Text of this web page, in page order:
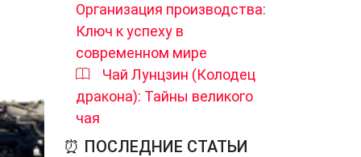
Организация производства:
Ключ к успеху в
современном мире
Чай Лунцзин (Колодец
дракона): Тайны великого
чая
⏰ ПОСЛЕДНИЕ СТАТЬИ